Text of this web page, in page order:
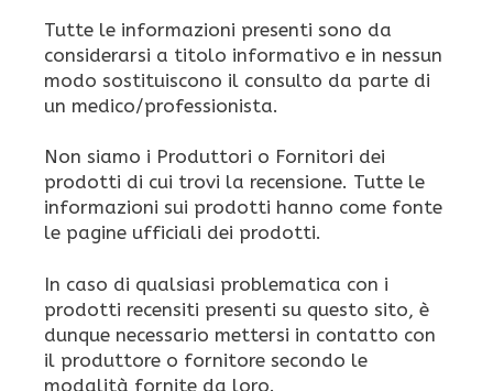
Tutte le informazioni presenti sono da
considerarsi a titolo informativo e in nessun
modo sostituiscono il consulto da parte di
un medico/professionista.
Non siamo i Produttori o Fornitori dei
prodotti di cui trovi la recensione. Tutte le
informazioni sui prodotti hanno come fonte
le pagine ufficiali dei prodotti.
In caso di qualsiasi problematica con i
prodotti recensiti presenti su questo sito, è
dunque necessario mettersi in contatto con
il produttore o fornitore secondo le
modalità fornite da loro.